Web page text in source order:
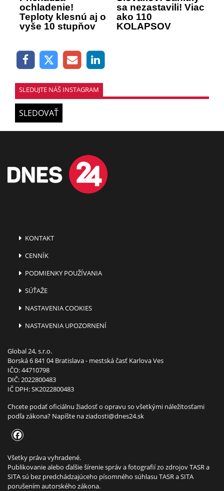
ochladenie!
Teploty klesnú aj o
vyše 10 stupňov
sa nezastavili! Viac
ako 110
KOLAPSOV
SLEDUJTE NÁŠ INSTAGRAM
SLEDOVAŤ
KONTAKT
CENNÍK
PODMIENKY POUŽÍVANIA
SÚŤAŽE
NASTAVENIA COOKIES
NASTAVENIA UPOZORNENÍ
Global 24, s.r.o.
Borská 6 841 04 Bratislava - mestská časť Karlova Ves
IČO: 44710798
DIČ: 2022800483
IČ DPH: SK2022800483
Chcete podať oficiálnu žiadosť o opravu so všetkými náležitosťami
podľa zákona? Napíšte naziadosti@dnes24.sk
Všetky práva vyhradené.
Publikovanie alebo ďalšie šírenie správ a fotografií zo zdrojov TASR a
SITA sú bez predchádzajúceho písomného súhlasu TASR a SITA
porušením autorského zákona.